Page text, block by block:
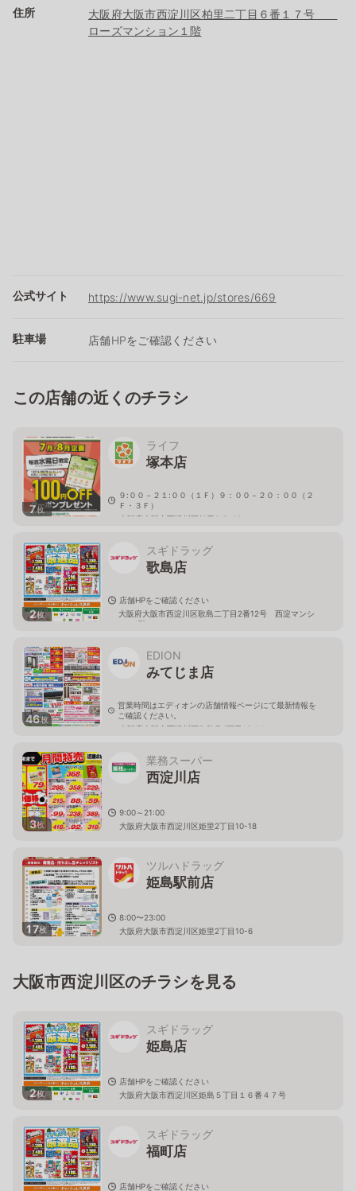
住所
大阪府大阪市西淀川区柏里二丁目６番１７号
ローズマンション１階
公式サイト https://www.sugi-net.jp/stores/669
駐車場 店舗HPをご確認ください
この店舗の近くのチラシ
7枚
ライフ
塚本店
９:００－２１:００（１Ｆ）９：００－２０：００（２
Ｆ・３Ｆ）
大阪府大阪市西淀川区柏里2-7-32
2枚
スギドラッグ
歌島店
店舗HPをご確認ください
大阪府大阪市西淀川区歌島二丁目2番12号 西淀マンシ
ョン1階
46枚
EDION
みてじま店
営業時間はエディオンの店舗情報ページにて最新情報を
ご確認ください。
大阪府大阪市西淀川区御幣島1丁目19-14
3枚
業務スーパー
西淀川店
9:00～21:00
大阪府大阪市西淀川区姫里2丁目10-18
17枚
ツルハドラッグ
姫島駅前店
8:00〜23:00
大阪府大阪市西淀川区姫里2丁目10-6
大阪市西淀川区のチラシを見る
2枚
スギドラッグ
姫島店
店舗HPをご確認ください
大阪府大阪市西淀川区姫島５丁目１６番４７号
スギドラッグ
福町店
店舗HPをご確認ください